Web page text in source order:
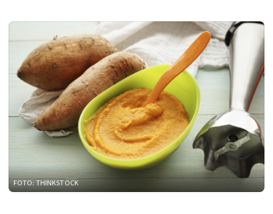
FOTO: THINKSTOCK